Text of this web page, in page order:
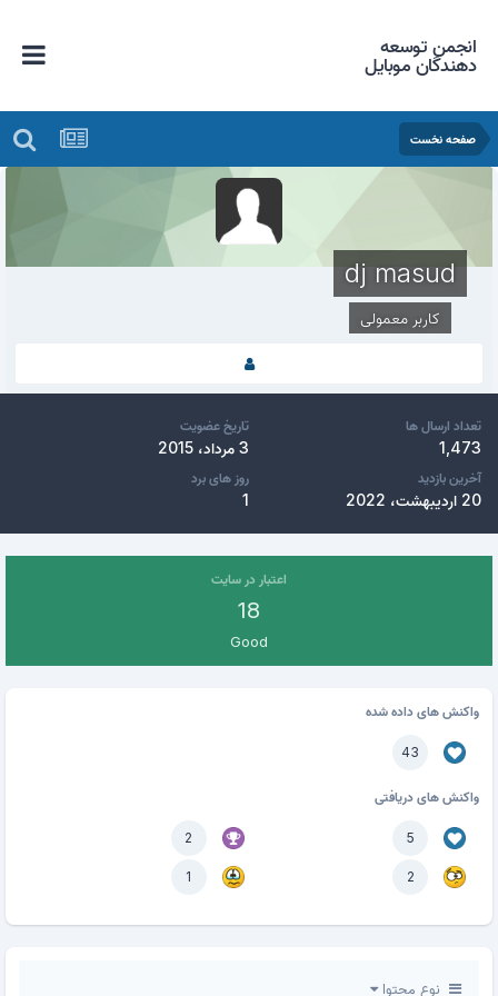
انجمن توسعه
دهندگان موبایل
صفحه نخست
dj masud
کاربر معمولی
تعداد ارسال ها
1,473
تاریخ عضویت
3 مرداد، 2015
آخرین بازدید
20 اردیبهشت، 2022
روز های برد
اعتبار در سایت
18
Good
واکنش های داده شده
43
واکنش های دریافتی
5
2
2
نوع محتوا